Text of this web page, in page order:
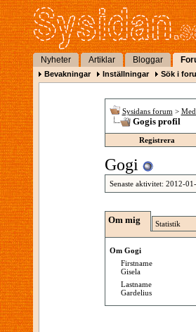
Nyheter Artiklar Bloggar
Bevakningar Inställningar Sök i
Sysidans forum >
Gogis profil
Registrera
Gogi
Senaste aktivitet: 2012-
Om mig Statistik
Om Gogi
Firstname
Gisela
Lastname
Gardelius